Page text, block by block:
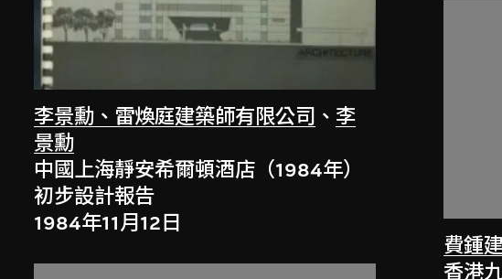
李景勳、雷煥庭建築師有限公司 、 李
景勳
中國上海靜安希爾頓酒店（1984年）
初步設計報告
1984年11月12日
費鍾
香港